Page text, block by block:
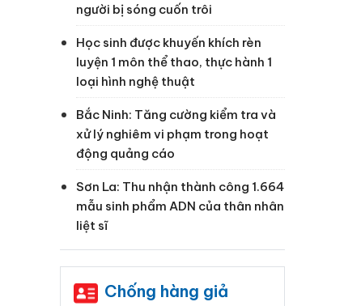
người bị sóng cuốn trôi
Học sinh được khuyến khích rèn
luyện 1 môn thể thao, thực hành 1
loại hình nghệ thuật
Bắc Ninh: Tăng cường kiểm tra và
xử lý nghiêm vi phạm trong hoạt
động quảng cáo
Sơn La: Thu nhận thành công 1.664
mẫu sinh phẩm ADN của thân nhân
liệt sĩ
Chống hàng giả